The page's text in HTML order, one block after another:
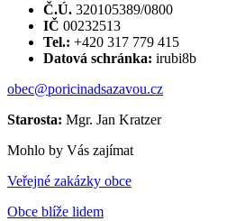
Č.Ú. 320105389/0800
IČ 00232513
Tel.: +420 317 779 415
Datová schránka: irubi8b
obec@poricinadsazavou.cz
Starosta: Mgr. Jan Kratzer
Mohlo by Vás zajímat
Veřejné zakázky obce
Obce blíže lidem